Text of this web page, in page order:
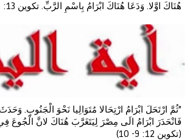
هُنَاكَ اوَّلا. وَدَعَا هُنَاكَ ابْرَامُ بِاسْمِ الرَّبِّ. تكوين 13: 3- 4
"ثُمَّ ارْتَحَلَ ابْرَامُ ارْتِحَالا مُتَوَالِيا نَحْوَ الْجَنُوبِ.
فَانْحَدَرَ ابْرَامُ الَى مِصْرَ لِيَتَغَرَّبَ هُنَاكَ لانَّ الْجُوعَ
(تكوين 12: 9- 10)